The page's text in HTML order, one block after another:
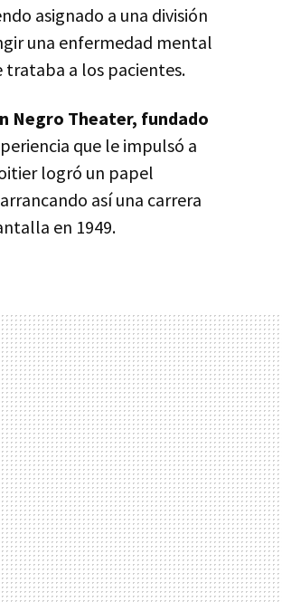
asignado a una división
una enfermedad mental
trataba a los pacientes.
Negro Theater, fundado
que le impulsó a
logró un papel
así una carrera
en 1949.